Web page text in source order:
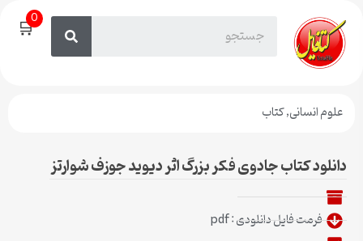
🛒0
علوم انسانی,کتاب
دانلود کتاب جادوی فکر بزرگ اثر دیوید جوزف شوارتز
فرمت فایل دانلودی : pdf